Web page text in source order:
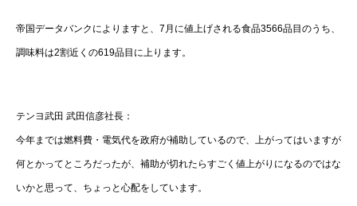
帝国データバンクによりますと、7月に値上げされる食品3566品目のうち、
調味料は2割近くの619品目に上ります。
テンヨ武田 武田信彦社長：
今年までは燃料費・電気代を政府が補助しているので、上がってはいますが
何とかってところだったが、補助が切れたらすごく値上がりになるのではな
いかと思って、ちょっと心配をしています。